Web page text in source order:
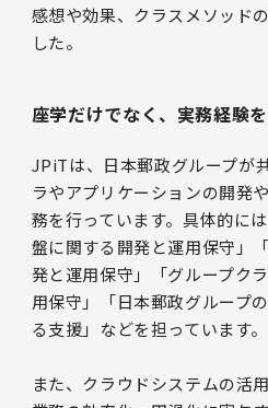
感想や効果、クラスメソッド
した。
座学だけでなく、実務経験
JPiTは、日本郵政グループが
ラやアプリケーションの開発
務を行っています。具体的に
盤に関する開発と運用保守」
発と運用保守」「グループク
用保守」「日本郵政グループ
る支援」などを担っています。
また、クラウドシステムの活